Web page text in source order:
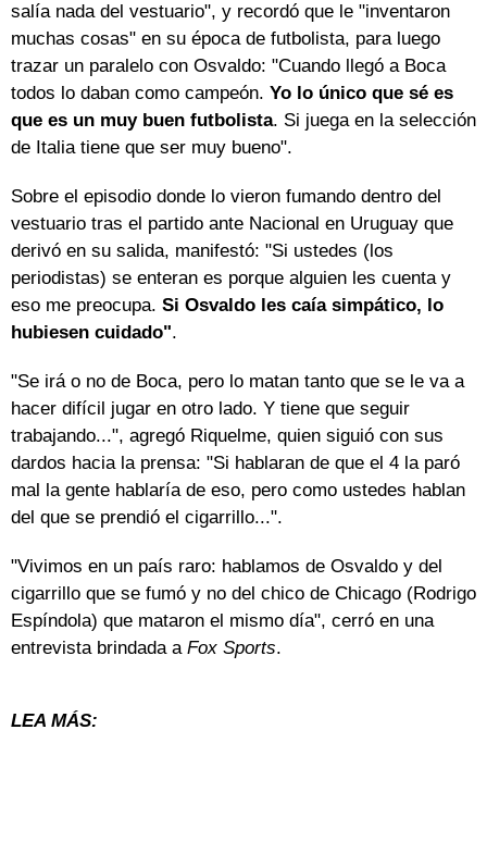
salía nada del vestuario", y recordó que le "inventaron
muchas cosas" en su época de futbolista, para luego
trazar un paralelo con Osvaldo: "Cuando llegó a Boca
todos lo daban como campeón. Yo lo único que sé es
que es un muy buen futbolista. Si juega en la selección
de Italia tiene que ser muy bueno".
Sobre el episodio donde lo vieron fumando dentro del
vestuario tras el partido ante Nacional en Uruguay que
derivó en su salida, manifestó: "Si ustedes (los
periodistas) se enteran es porque alguien les cuenta y
eso me preocupa. Si Osvaldo les caía simpático, lo
hubiesen cuidado".
"Se irá o no de Boca, pero lo matan tanto que se le va a
hacer difícil jugar en otro lado. Y tiene que seguir
trabajando...", agregó Riquelme, quien siguió con sus
dardos hacia la prensa: "Si hablaran de que el 4 la paró
mal la gente hablaría de eso, pero como ustedes hablan
del que se prendió el cigarrillo...".
"Vivimos en un país raro: hablamos de Osvaldo y del
cigarrillo que se fumó y no del chico de Chicago (Rodrigo
Espíndola) que mataron el mismo día", cerró en una
entrevista brindada a Fox Sports.
LEA MÁS: